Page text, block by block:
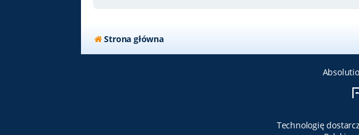
Strona główna
Technologię